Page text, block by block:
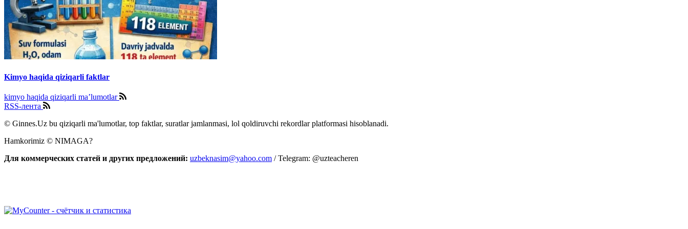
Kimyo haqida qiziqarli faktlar
kimyo haqida qiziqarli ma’lumotlar
RSS-лента
© Ginnes.Uz bu qiziqarli ma'lumotlar, top faktlar, suratlar jamlanmasi, lol qoldiruvchi rekordlar platformasi hisoblanadi.
Hamkorimiz © NIMAGA?
Для коммерческих статей и других предложений: uzbeknasim@yahoo.com / Telegram: @uzteacheren